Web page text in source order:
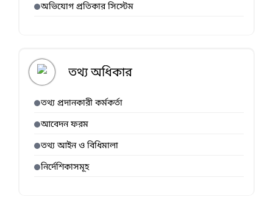
অভিযোগ প্রতিকার সিস্টেম
তথ্য অধিকার
তথ্য প্রদানকারী কর্মকর্তা
আবেদন ফরম
তথ্য আইন ও বিধিমালা
নির্দেশিকাসমূহ